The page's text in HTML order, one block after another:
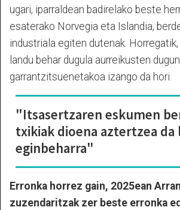
ugari, iparraldean badirelako beste
esaterako Norvegia eta Islandia,
industriala egiten dutenak.
landu behar dugula aurreikusten
garrantzitsuenetakoa izango da hori.
"Itsasertzaren eskumen
txikiak dioena aztertzea da
eginbeharra"
Erronka horrez gain, 2025ean
zuzendaritzak zer beste erronka